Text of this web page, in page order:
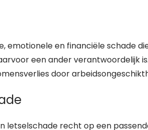
emotionele en financiële schade
een ander verantwoordelijk
door
letselschade recht op een